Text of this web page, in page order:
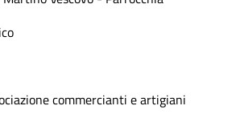
commercianti e artigiani